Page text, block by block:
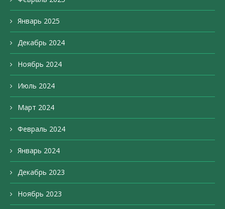
Январь 2025
Декабрь 2024
Ноябрь 2024
Июль 2024
Март 2024
Февраль 2024
Январь 2024
Декабрь 2023
Ноябрь 2023